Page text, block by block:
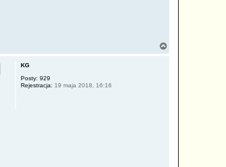
a
KG
Posty: 929
Rejestracja: 19 maja 2018, 16:16